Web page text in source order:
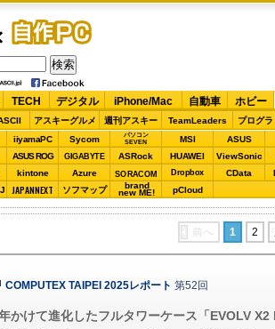
作PC
TECH デジタル iPhone/Mac 自動車 ホビー
アスキーグルメ 週刊アスキー TeamLeaders プログ
iiyamaPC Sycom
パソコン
SEVEN
MSI ASUS
ASUS ROG GIGABYTE ASRock HUAWEI ViewSonic
kintone Azure SORACOM Dropbox CData
JAPANNEXT ソフマップ brand
new ME! pCloud
前へ 1 2
COMPUTEX TAIPEI 2025レポート 第52回
かけて進化したフルタワーケース「EVOLV X2